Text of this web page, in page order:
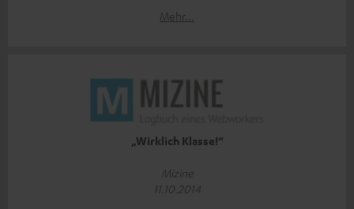
Mehr...
„Wirklich Klasse!“
Mizine
11.10.2014